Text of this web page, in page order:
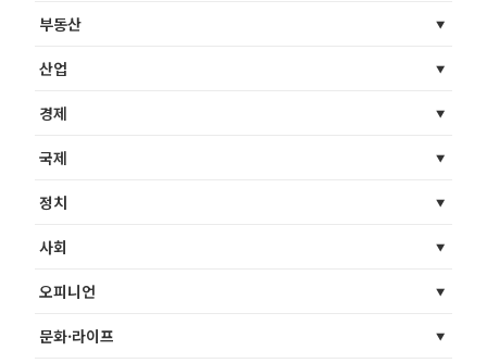
부동산
산업
경제
국제
정치
사회
오피니언
문화·라이프